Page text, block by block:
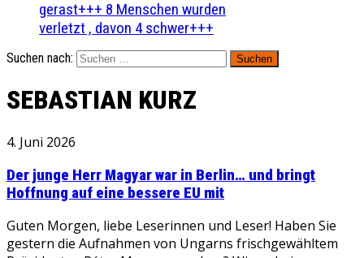
gerast+++ 8 Menschen wurden
verletzt , davon 4 schwer+++
Suchen nach:
SEBASTIAN KURZ
4. Juni 2026
Der junge Herr Magyar war in Berlin… und bringt
Hoffnung auf eine bessere EU mit
Guten Morgen, liebe Leserinnen und Leser! Haben Sie
gestern die Aufnahmen von Ungarns frischgewähltem